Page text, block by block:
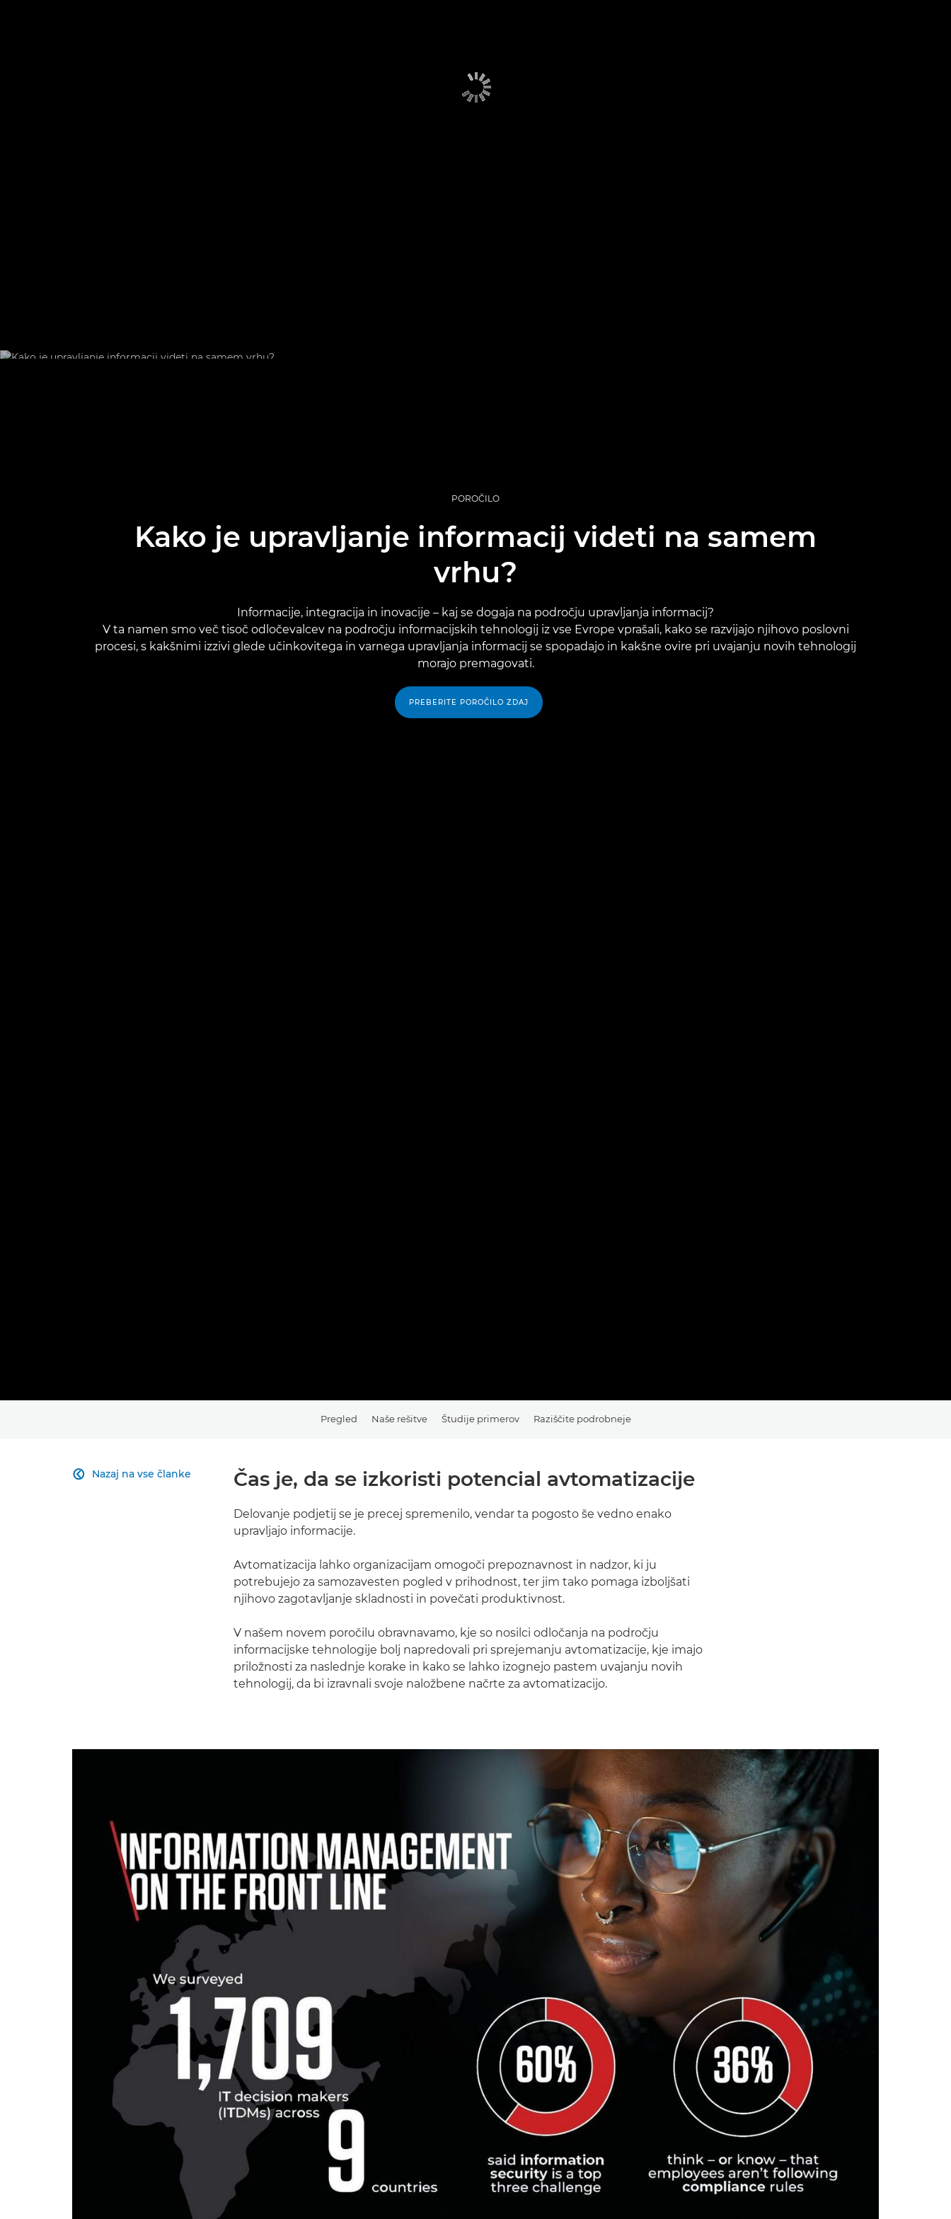
POROČILO
Kako je upravljanje informacij videti na samem
vrhu?
Informacije, integracija in inovacije – kaj se dogaja na področju upravljanja informacij?
V ta namen smo več tisoč odločevalcev na področju informacijskih tehnologij iz vse Evrope vprašali, kako se razvijajo njihovo poslovni
procesi, s kakšnimi izzivi glede učinkovitega in varnega upravljanja informacij se spopadajo in kakšne ovire pri uvajanju novih tehnologij
morajo premagovati.
PREBERITE POROČILO ZDAJ
Pregled Naše rešitve Študije primerov Raziščite podrobneje
Nazaj na vse članke
 Čas je, da se izkoristi potencial avtomatizacije
Delovanje podjetij se je precej spremenilo, vendar ta pogosto še vedno enako
upravljajo informacije.
Avtomatizacija lahko organizacijam omogoči prepoznavnost in nadzor, ki ju
potrebujejo za samozavesten pogled v prihodnost, ter jim tako pomaga izboljšati
njihovo zagotavljanje skladnosti in povečati produktivnost.
V našem novem poročilu obravnavamo, kje so nosilci odločanja na področju
informacijske tehnologije bolj napredovali pri sprejemanju avtomatizacije, kje imajo
priložnosti za naslednje korake in kako se lahko izognejo pastem uvajanju novih
tehnologij, da bi izravnali svoje naložbene načrte za avtomatizacijo.